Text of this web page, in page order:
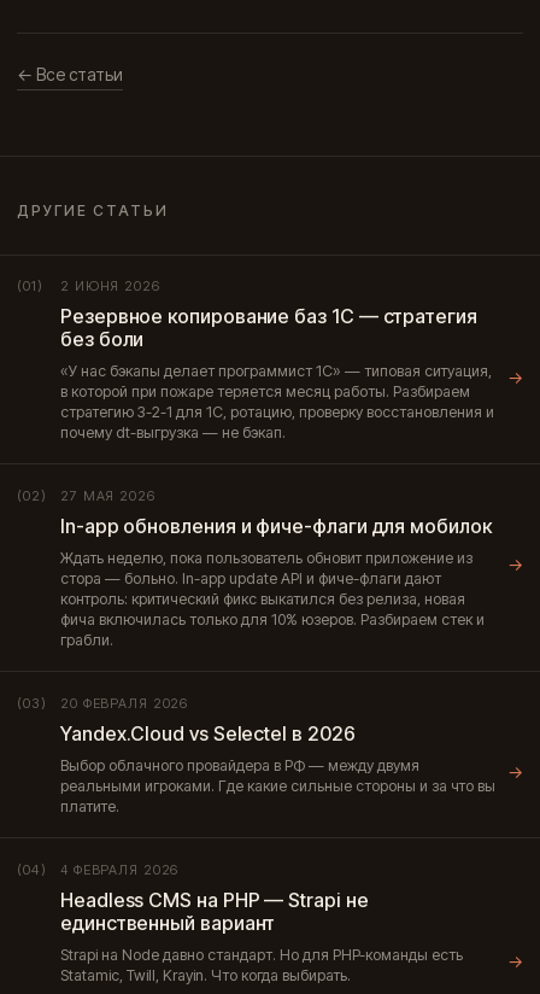
← Все статьи
ДРУГИЕ СТАТЬИ
(01) 2 ИЮНЯ 2026
Резервное копирование баз 1С — стратегия
без боли
«У нас бэкапы делает программист 1С» — типовая ситуация,
в которой при пожаре теряется месяц работы. Разбираем
стратегию 3-2-1 для 1С, ротацию, проверку восстановления и
почему dt-выгрузка — не бэкап.
→
(02) 27 МАЯ 2026
In-app обновления и фиче-флаги для мобилок
Ждать неделю, пока пользователь обновит приложение из
стора — больно. In-app update API и фиче-флаги дают
контроль: критический фикс выкатился без релиза, новая
фича включилась только для 10% юзеров. Разбираем стек и
грабли.
→
(03) 20 ФЕВРАЛЯ 2026
Yandex.Cloud vs Selectel в 2026
Выбор облачного провайдера в РФ — между двумя
реальными игроками. Где какие сильные стороны и за что вы
платите.
→
(04) 4 ФЕВРАЛЯ 2026
Headless CMS на PHP — Strapi не
единственный вариант
Strapi на Node давно стандарт. Но для PHP-команды есть
Statamic, Twill, Krayin. Что когда выбирать.
→